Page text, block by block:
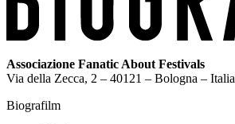
Associazione Fanatic About Festivals
Via della Zecca, 2 – 40121 – Bologna – Italia
Biografilm